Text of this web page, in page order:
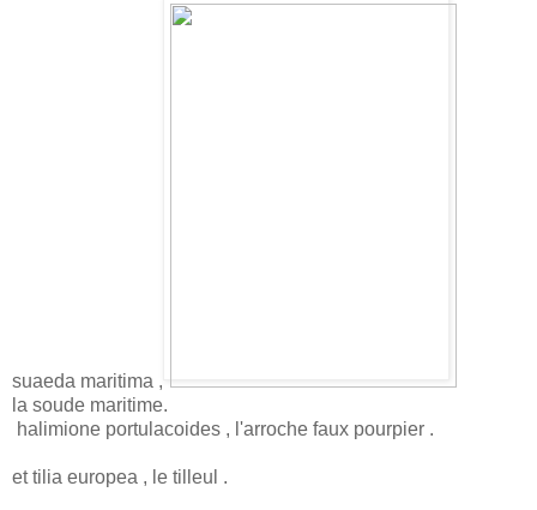
suaeda maritima ,
la soude maritime.
halimione portulacoides , l'arroche faux pourpier .
et tilia europea , le tilleul .